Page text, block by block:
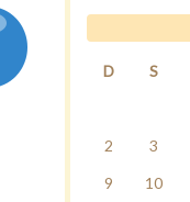
D S
2
3
9
10